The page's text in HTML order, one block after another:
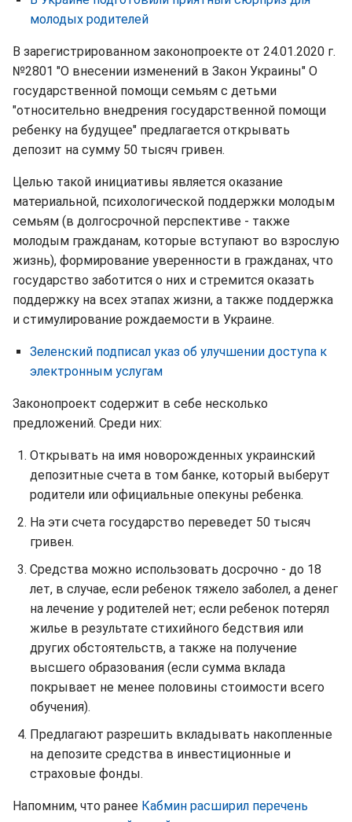
молодых родителей
В зарегистрированном законопроекте от 24.01.2020 г.
№2801 "О внесении изменений в Закон Украины" О
государственной помощи семьям с детьми
"относительно внедрения государственной помощи
ребенку на будущее" предлагается открывать
депозит на сумму 50 тысяч гривен.
Целью такой инициативы является оказание
материальной, психологической поддержки молодым
семьям (в долгосрочной перспективе - также
молодым гражданам, которые вступают во взрослую
жизнь), формирование уверенности в гражданах, что
государство заботится о них и стремится оказать
поддержку на всех этапах жизни, а также поддержка
и стимулирование рождаемости в Украине.
Зеленский подписал указ об улучшении доступа к
электронным услугам
Законопроект содержит в себе несколько
предложений. Среди них:
Открывать на имя новорожденных украинский
депозитные счета в том банке, который выберут
родители или официальные опекуны ребенка.
На эти счета государство переведет 50 тысяч
гривен.
Средства можно использовать досрочно - до 18
лет, в случае, если ребенок тяжело заболел, а денег
на лечение у родителей нет; если ребенок потерял
жилье в результате стихийного бедствия или
других обстоятельств, а также на получение
высшего образования (если сумма вклада
покрывает не менее половины стоимости всего
обучения).
Предлагают разрешить вкладывать накопленные
на депозите средства в инвестиционные и
страховые фонды.
Напомним, что ранее Кабмин расширил перечень